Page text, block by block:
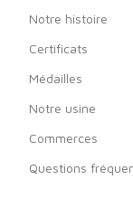
Notre histoire
Certificats
Médailles
Notre usine
Commerces
Questions